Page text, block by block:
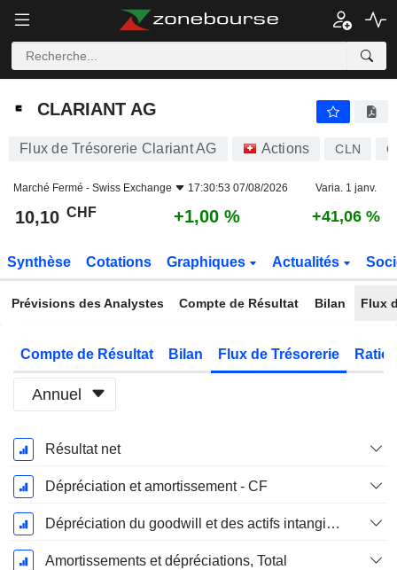
CLARIANT AG
CLARIANT AG
Flux de Trésorerie Clariant AG Actions CLN
Marché Fermé - Swiss Exchange 17:30:53 07/08/2026 Varia. 1 janv.
10,10 CHF +1,00 % +41,06 %
Synthèse Cotations Graphiques Actualités
Prévisions des Analystes Compte de Résultat Bilan Flux
Compte de Résultat Bilan Flux de Trésorerie
Annuel
Période
Fiscale:
Décembre
Résultat net
Dépréciation et amortissement - CF
Dépréciation du goodwill et des actifs intangibles
Amortissements et dépréciations, Total